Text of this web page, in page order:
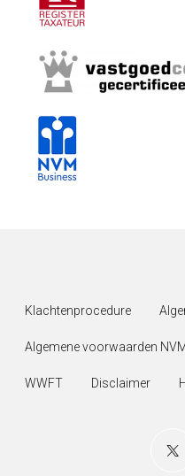
Klachtenprocedure
Algemene voorwaarden
WWFT Disclaimer